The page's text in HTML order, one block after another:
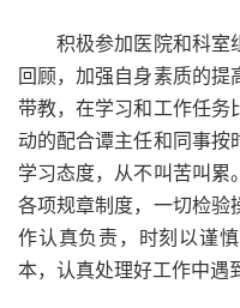
积极参加医院和科室
回顾，加强自身素质的提
带教，在学习和工作任务
动的配合谭主任和同事按
学习态度，从不叫苦叫累
各项规章制度，一切检验
作认真负责，时刻以谨
本，认真处理好工作中遇